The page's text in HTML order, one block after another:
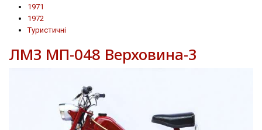
1971
1972
Туристичні
ЛМЗ МП-048 Верховина-3